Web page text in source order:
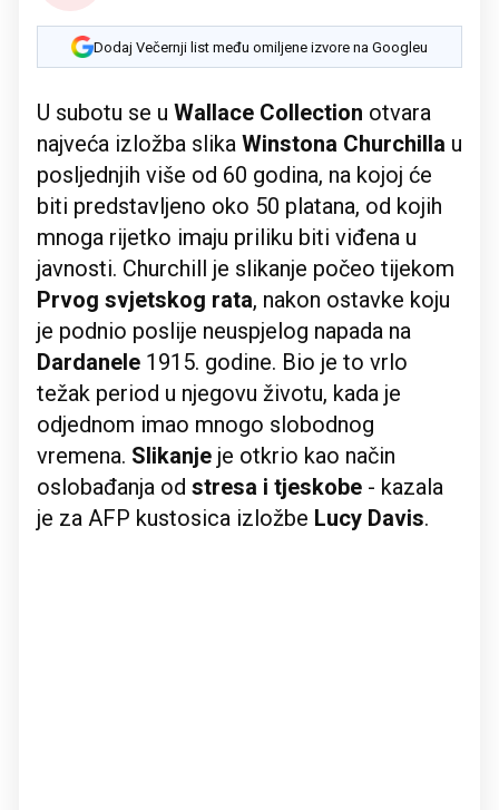
Dodaj Večernji list među omiljene izvore na Googleu
U subotu se u Wallace Collection otvara
najveća izložba slika Winstona Churchilla u
posljednjih više od 60 godina, na kojoj će
biti predstavljeno oko 50 platana, od kojih
mnoga rijetko imaju priliku biti viđena u
javnosti. Churchill je slikanje počeo tijekom
Prvog svjetskog rata, nakon ostavke koju
je podnio poslije neuspjelog napada na
Dardanele 1915. godine. Bio je to vrlo
težak period u njegovu životu, kada je
odjednom imao mnogo slobodnog
vremena. Slikanje je otkrio kao način
oslobađanja od stresa i tjeskobe - kazala
je za AFP kustosica izložbe Lucy Davis.